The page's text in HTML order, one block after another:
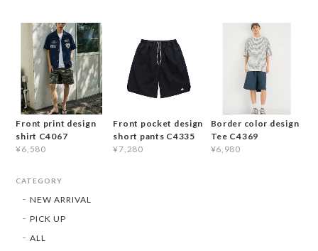
Front print design
shirt C4067
¥6,580
Front pocket design
short pants C4335
¥7,280
Border color design
Tee C4369
¥6,980
CATEGORY
NEW ARRIVAL
PICK UP
ALL